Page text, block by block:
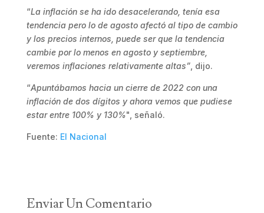
“La inflación se ha ido desacelerando, tenía esa
tendencia pero lo de agosto afectó al tipo de cambio
y los precios internos, puede ser que la tendencia
cambie por lo menos en agosto y septiembre,
veremos inflaciones relativamente altas”, dijo.
“Apuntábamos hacia un cierre de 2022 con una
inflación de dos dígitos y ahora vemos que pudiese
estar entre 100% y 130%", señaló.
Fuente: El Nacional
Enviar Un Comentario